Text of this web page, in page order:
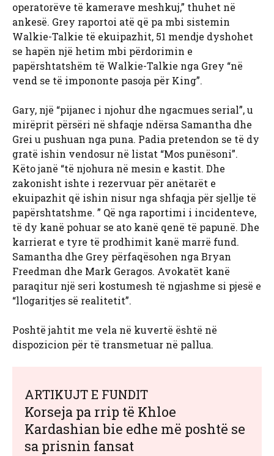
operatorëve të kamerave meshkuj,” thuhet në
ankesë. Grey raportoi atë që pa mbi sistemin
Walkie-Talkie të ekuipazhit, 51 mendje dyshohet
se hapën një hetim mbi përdorimin e
papërshtatshëm të Walkie-Talkie nga Grey “në
vend se të impononte pasoja për King”.
Gary, një “pijanec i njohur dhe ngacmues serial”, u
mirëprit përsëri në shfaqje ndërsa Samantha dhe
Grei u pushuan nga puna. Padia pretendon se të dy
gratë ishin vendosur në listat “Mos punësoni”.
Këto janë “të njohura në mesin e kastit. Dhe
zakonisht ishte i rezervuar për anëtarët e
ekuipazhit që ishin nisur nga shfaqja për sjellje të
papërshtatshme. ” Që nga raportimi i incidenteve,
të dy kanë pohuar se ato kanë qenë të papunë. Dhe
karrierat e tyre të prodhimit kanë marrë fund.
Samantha dhe Grey përfaqësohen nga Bryan
Freedman dhe Mark Geragos. Avokatët kanë
paraqitur një seri kostumesh të ngjashme si pjesë e
“llogaritjes së realitetit”.
Poshtë jahtit me vela në kuvertë është në
dispozicion për të transmetuar në pallua.
ARTIKUJT E FUNDIT
Korseja pa rrip të Khloe
Kardashian bie edhe më poshtë se
sa prisnin fansat